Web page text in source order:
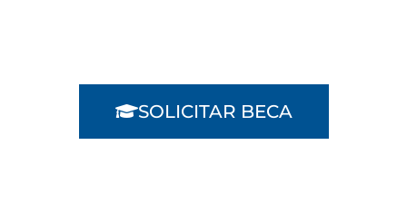
SOLICITAR BECA